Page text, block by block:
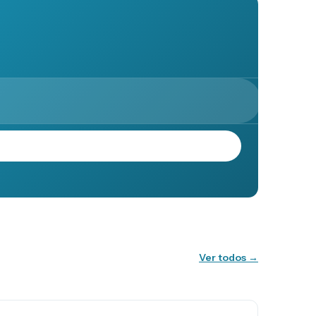
Ver todos →